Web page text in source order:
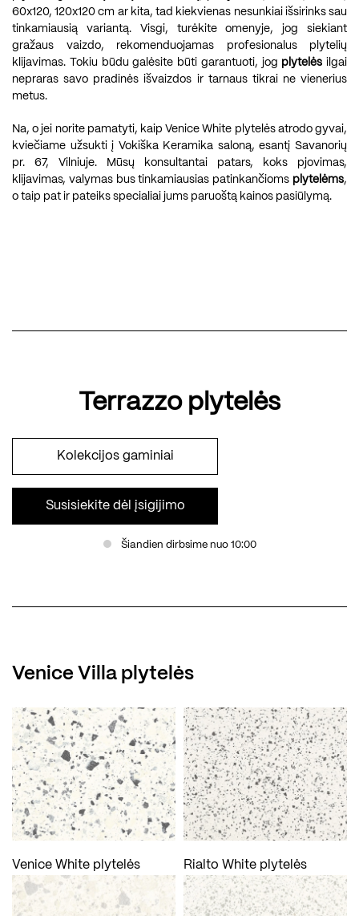
60x120, 120x120 cm ar kita, tad kiekvienas nesunkiai išsirinks sau
tinkamiausią variantą. Visgi, turėkite omenyje, jog siekiant
gražaus vaizdo, rekomenduojamas profesionalus plytelių
klijavimas. Tokiu būdu galėsite būti garantuoti, jog plytelės ilgai
nepraras savo pradinės išvaizdos ir tarnaus tikrai ne vienerius
metus.
Na, o jei norite pamatyti, kaip Venice White plytelės atrodo gyvai,
kviečiame užsukti į Vokiška Keramika saloną, esantį Savanorių
pr. 67, Vilniuje. Mūsų konsultantai patars, koks pjovimas,
klijavimas, valymas bus tinkamiausias patinkančioms plytelėms,
o taip pat ir pateiks specialiai jums paruoštą kainos pasiūlymą.
Terrazzo plytelės
Kolekcijos gaminiai
Susisiekite dėl įsigijimo
Šiandien dirbsime nuo 10:00
Venice Villa plytelės
Venice White plytelės Rialto White plytelės